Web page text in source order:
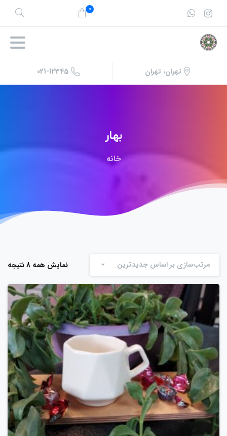
0
تهران، تهران 021-12345
بهار
خانه
نمایش همه 8 نتیجه مرتب‌سازی بر اساس جدیدترین